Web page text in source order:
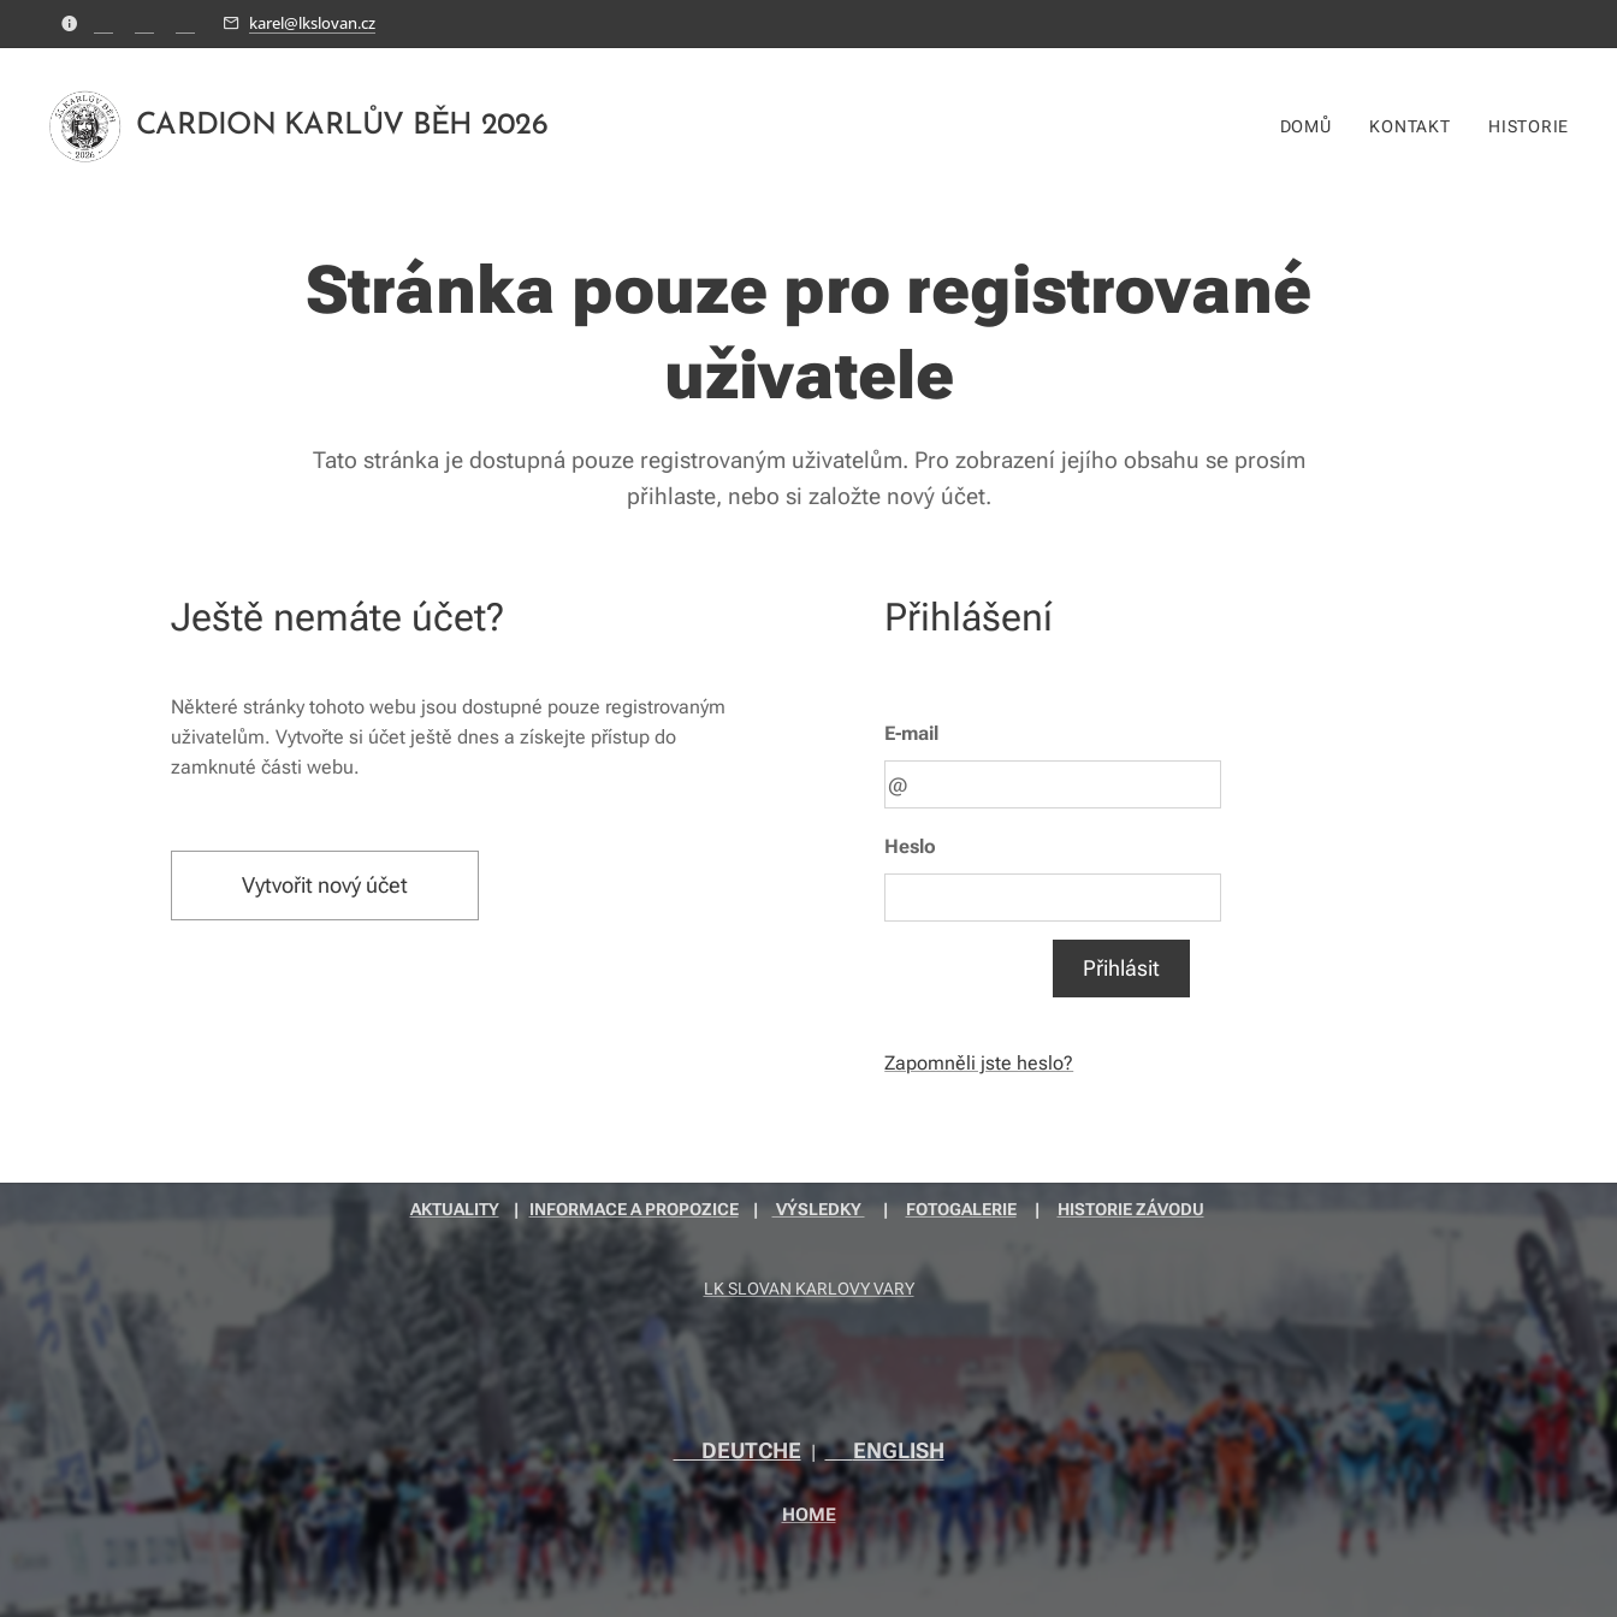
karel@lkslovan.cz
CARDION KARLŮV BĚH 2026 DOMŮ KONTAKT HISTORIE
Stránka pouze pro registrované
uživatele
Tato stránka je dostupná pouze registrovaným uživatelům. Pro zobrazení jejího obsahu se prosím
přihlaste, nebo si založte nový účet.
Ještě nemáte účet?
Některé stránky tohoto webu jsou dostupné pouze registrovaným
uživatelům. Vytvořte si účet ještě dnes a získejte přístup do
zamknuté části webu.
Vytvořit nový účet
Přihlášení
E-mail
Heslo
Přihlásit
Zapomněli jste heslo?
AKTUALITY | INFORMACE A PROPOZICE| VÝSLEDKY | FOTOGALERIE| HISTORIE ZÁVODU
LK SLOVAN KARLOVY VARY
🇩🇪DEUTCHE |🇬🇧ENGLISH
HOME